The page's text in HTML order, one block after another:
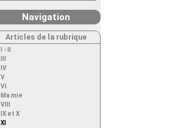
Navigation
Articles de la rubrique
I - II
IV
V
VI
Ma mie
VIII
IX et X
XI